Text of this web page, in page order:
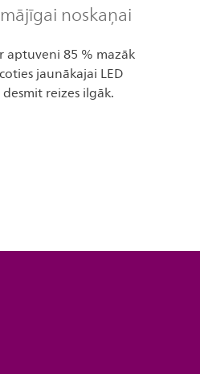
noskaņai
aptuveni 85 % mazāk
jaunākajai LED
reizes ilgāk.